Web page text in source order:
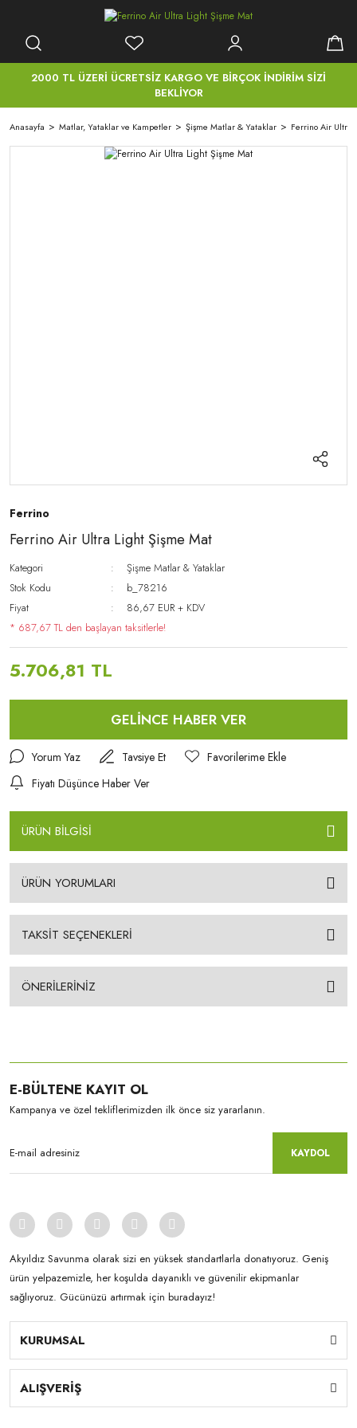
2000 TL ÜZERİ ÜCRETSİZ KARGO VE BİRÇOK İNDİRİM SİZİ
BEKLİYOR
Anasayfa Matlar, Yataklar ve Kampetler Şişme Matlar & Yataklar Ferrino Air Ultra
Ferrino
Ferrino Air Ultra Light Şişme Mat
Kategori
Şişme Matlar & Yataklar
Stok Kodu
b_78216
Fiyat
86,67 EUR + KDV
* 687,67 TL den başlayan taksitlerle!
5.706,81 TL
GELİNCE HABER VER
Yorum Yaz
Tavsiye Et
Fiyatı Düşünce Haber Ver
ÜRÜN BİLGİSİ
ÜRÜN YORUMLARI
TAKSİT SEÇENEKLERİ
ÖNERİLERİNİZ
E-BÜLTENE KAYIT OL
Kampanya ve özel tekliflerimizden ilk önce siz yararlanın.
KAYDOL
Akyıldız Savunma olarak sizi en yüksek standartlarla donatıyoruz. Geniş
ürün yelpazemizle, her koşulda dayanıklı ve güvenilir ekipmanlar
sağlıyoruz. Gücünüzü artırmak için buradayız!
KURUMSAL
ALIŞVERİŞ